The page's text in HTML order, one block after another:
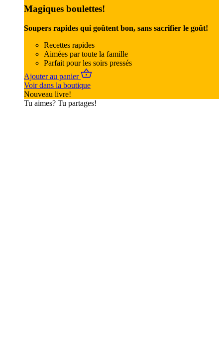
Magiques boulettes!
Soupers rapides qui goûtent bon, sans sacrifier le goût!
Recettes rapides
Aimées par toute la famille
Parfait pour les soirs pressés
Ajouter au panier
Voir dans la boutique
Nouveau livre!
Tu aimes? Tu partages!